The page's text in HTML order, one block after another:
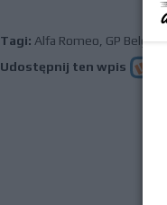
Tagi: Alfa Romeo, GP Belgii
Udostępnij ten wpis